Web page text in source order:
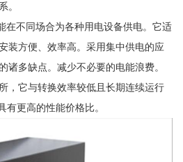
。
在不同场合为各种用电设备供电。它适
装方便、效率高。采用集中供电的应
诸多缺点。减少不必要的电能浪费。
，它与转换效率较低且长期连续运行
有更高的性能价格比。